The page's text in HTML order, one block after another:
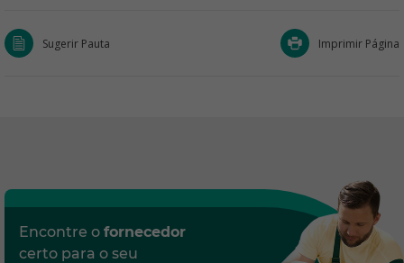
Sugerir Pauta Imprimir Página
Encontre o fornecedor
certo para o seu